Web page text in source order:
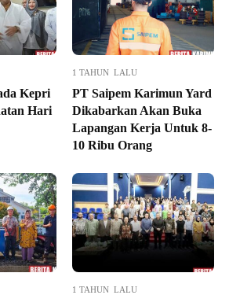
Kepri
Hari
1 TAHUN LALU
PT Saipem Karimun Yard
Dikabarkan Akan Buka
Lapangan Kerja Untuk 8-
10 Ribu Orang
1 TAHUN LALU